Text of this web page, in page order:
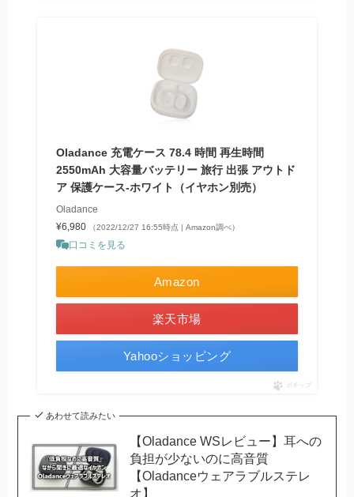
Oladance 充電ケース 78.4 時間 再生時間
2550mAh 大容量バッテリー 旅行 出張 アウトド
ア 保護ケース-ホワイト（イヤホン別売）
Oladance
¥6,980
（2022/12/27 16:55時点 | Amazon調べ）
口コミを見る
Amazon
楽天市場
Yahooショッピング
ポチップ
あわせて読みたい
【Oladance WSレビュー】耳への
負担が少ないのに高音質
【Oladanceウェアラブルステレ
オ】